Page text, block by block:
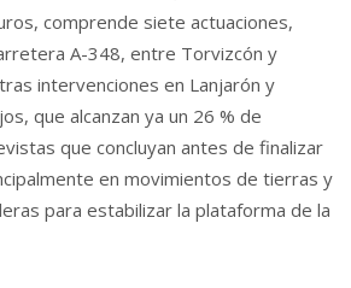
comprende siete actuaciones,
A-348, entre Torvizcón y
intervenciones en Lanjarón y
que alcanzan ya un 26 % de
que concluyan antes de finalizar
en movimientos de tierras y
para estabilizar la plataforma de la